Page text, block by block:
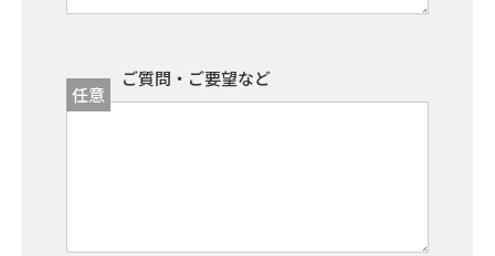
ご質問・ご要望など
任意